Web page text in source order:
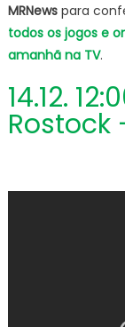
MRNewspara
todos os jogos e
amanhã na TV.
14.12.
Rostock